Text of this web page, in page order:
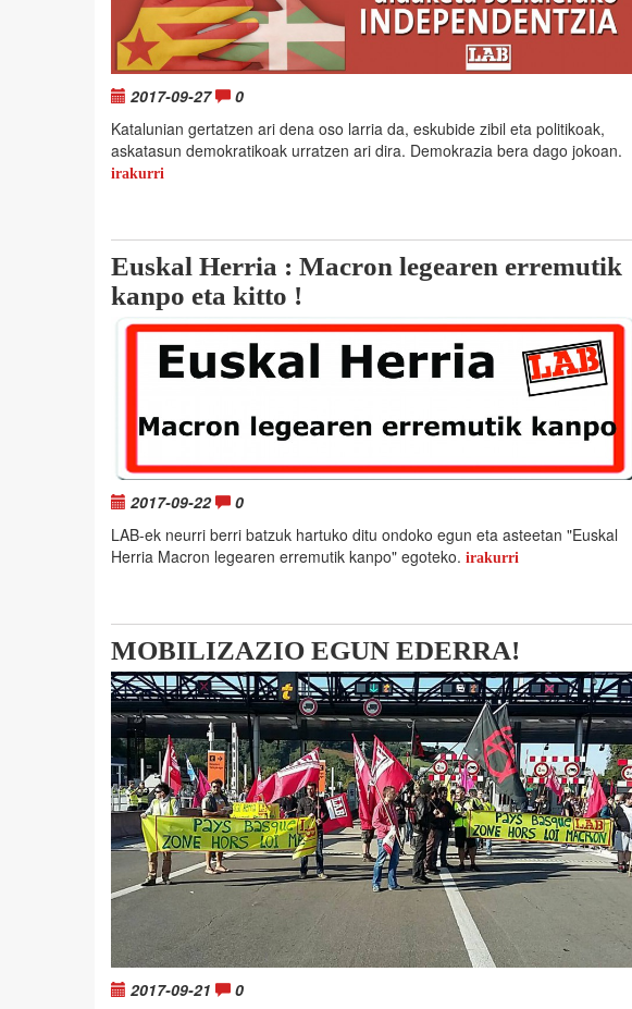
2017-09-27
0
Katalunian gertatzen ari dena oso larria da, eskubide zibil eta politikoak,
askatasun demokratikoak urratzen ari dira. Demokrazia bera dago jokoan.
irakurri
Euskal Herria : Macron legearen erremutik
kanpo eta kitto !
2017-09-22
0
LAB-ek neurri berri batzuk hartuko ditu ondoko egun eta asteetan "Euskal
Herria Macron legearen erremutik kanpo" egoteko. irakurri
MOBILIZAZIO EGUN EDERRA!
2017-09-21
0